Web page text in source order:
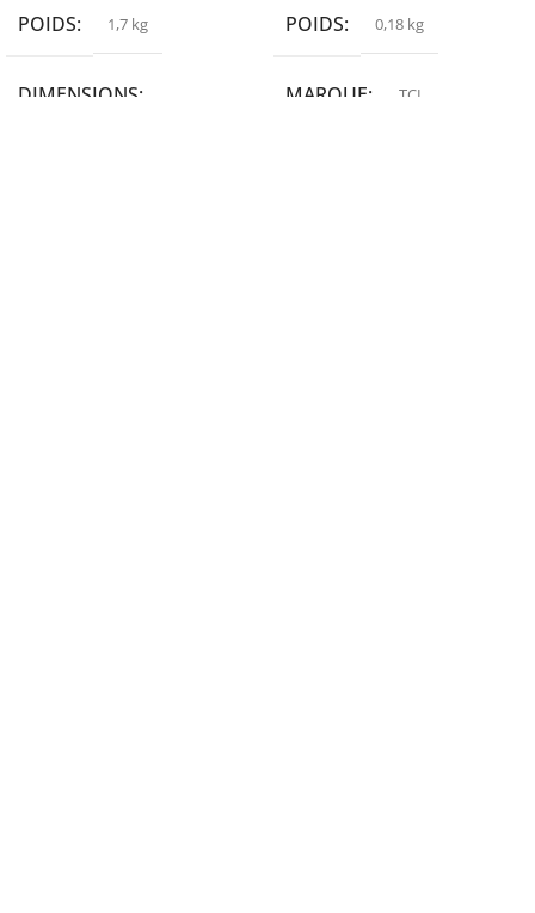
POIDS 1,7 kg
DIMENSIONS
POIDS 0,18 kg
MARQUE TCL